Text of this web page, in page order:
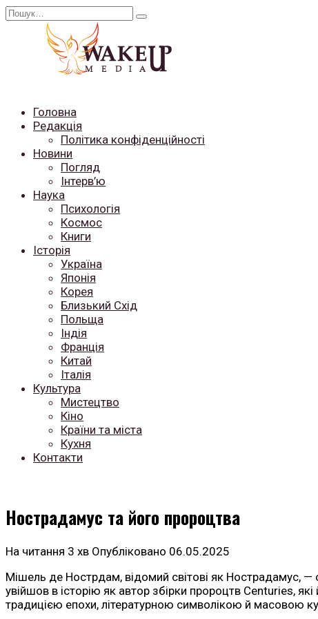
Перейти
Search
Головна
Редакція
Політика конфіденційності
Новини
Погляд
Інтерв’ю
Наука
Психологія
Космос
Книги
Історія
Україна
Японія
Корея
Близький Схід
Польща
Індія
Франція
Китай
Італія
Культура
Мистецтво
Кіно
Країни та міста
Кухня
Контакти
Нострадамус та його пророцтва
На читання 3 хв Опубліковано 06.05.2025
Мішель де Нострдам, відомий світові як Нострадамус, —
увійшов в історію як автор збірки пророцтв Centuries,
традицією епохи, літературною символікою й масовою